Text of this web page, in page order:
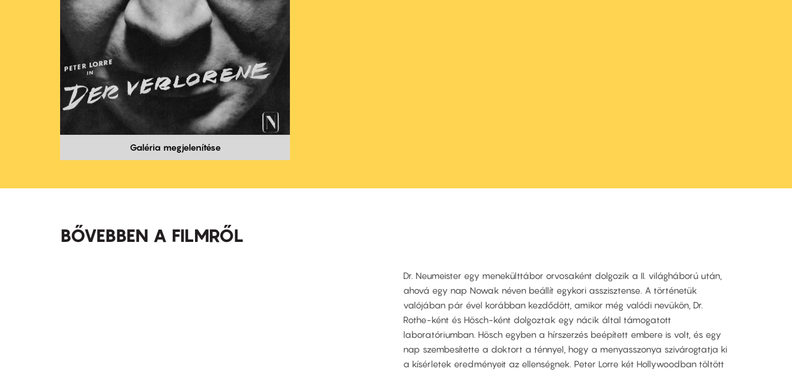
Galéria megjelenítése
BŐVEBBEN A FILMRŐL
Dr. Neumeister egy menekülttábor orvosaként dolgozik a II. világháború után,
ahová egy nap Nowak néven beállít egykori asszisztense. A történetük
valójában pár ével korábban kezdődött, amikor még valódi nevükön, Dr.
Rothe-ként és Hösch-ként dolgoztak egy nácik által támogatott
laboratóriumban. Hösch egyben a hírszerzés beépített embere is volt, és egy
nap szembesítette a doktort a ténnyel, hogy a menyasszonya szivárogtatja ki
a kísérletek eredményeit az ellenségnek. Peter Lorre két Hollywoodban töltött